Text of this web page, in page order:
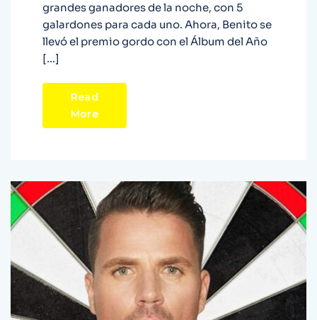
grandes ganadores de la noche, con 5
galardones para cada uno. Ahora, Benito se
llevó el premio gordo con el Álbum del Año
[…]
Read
More